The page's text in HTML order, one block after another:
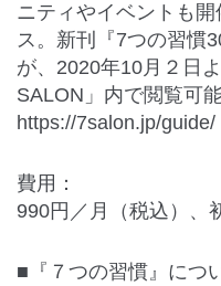
ニティやイベントも
ス。新刊『7つの習慣
が、2020年10月２日
SALON」内で閲覧可能
https://7salon.jp/guide/
費用：
990円／月（税込）、
■『７つの習慣』につ